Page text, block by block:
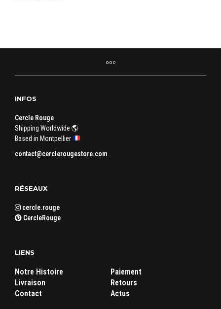
INFOS
Cercle Rouge
Shipping Worldwide 🌎
Based in Montpellier
contact@cerclerougestore.com
RÉSEAUX
cercle.rouge
CercleRouge
LIENS
Notre Histoire
Livraison
Contact
Paiement
Retours
Actus